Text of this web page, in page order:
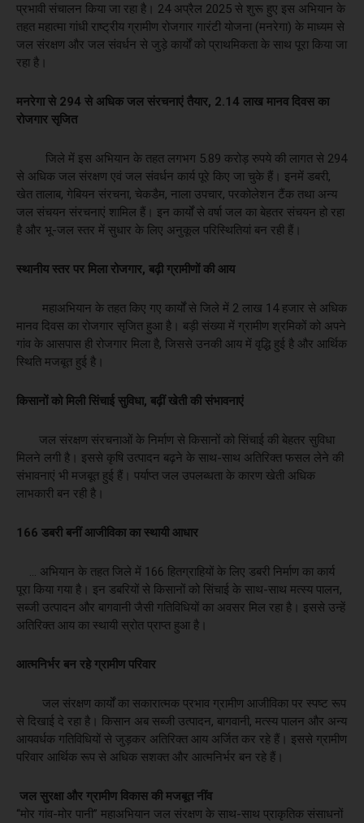
प्रभावी संचालन किया जा रहा है। 24 अप्रैल 2025 से शुरू हुए इस अभियान के
तहत महात्मा गांधी राष्ट्रीय ग्रामीण रोजगार गारंटी योजना (मनरेगा) के माध्यम से
जल संरक्षण और जल संवर्धन से जुड़े कार्यों को प्राथमिकता के साथ पूरा किया जा
रहा है।
मनरेगा से 294 से अधिक जल संरचनाएं तैयार, 2.14 लाख मानव दिवस का
रोजगार सृजित
जिले में इस अभियान के तहत लगभग 5.89 करोड़ रुपये की लागत से 294
से अधिक जल संरक्षण एवं जल संवर्धन कार्य पूरे किए जा चुके हैं। इनमें डबरी,
खेत तालाब, गेबियन संरचना, चेकडैम, नाला उपचार, परकोलेशन टैंक तथा अन्य
जल संचयन संरचनाएं शामिल हैं। इन कार्यों से वर्षा जल का बेहतर संचयन हो रहा
है और भू-जल स्तर में सुधार के लिए अनुकूल परिस्थितियां बन रही हैं।
स्थानीय स्तर पर मिला रोजगार, बढ़ी ग्रामीणों की आय
महाअभियान के तहत किए गए कार्यों से जिले में 2 लाख 14 हजार से अधिक
मानव दिवस का रोजगार सृजित हुआ है। बड़ी संख्या में ग्रामीण श्रमिकों को अपने
गांव के आसपास ही रोजगार मिला है, जिससे उनकी आय में वृद्धि हुई है और आर्थिक
स्थिति मजबूत हुई है।
किसानों को मिली सिंचाई सुविधा, बढ़ीं खेती की संभावनाएं
जल संरक्षण संरचनाओं के निर्माण से किसानों को सिंचाई की बेहतर सुविधा
मिलने लगी है। इससे कृषि उत्पादन बढ़ने के साथ-साथ अतिरिक्त फसल लेने की
संभावनाएं भी मजबूत हुई हैं। पर्याप्त जल उपलब्धता के कारण खेती अधिक
लाभकारी बन रही है।
166 डबरी बनीं आजीविका का स्थायी आधार
… अभियान के तहत जिले में 166 हितग्राहियों के लिए डबरी निर्माण का कार्य
पूरा किया गया है। इन डबरियों से किसानों को सिंचाई के साथ-साथ मत्स्य पालन,
सब्जी उत्पादन और बागवानी जैसी गतिविधियों का अवसर मिल रहा है। इससे उन्हें
अतिरिक्त आय का स्थायी स्रोत प्राप्त हुआ है।
आत्मनिर्भर बन रहे ग्रामीण परिवार
जल संरक्षण कार्यों का सकारात्मक प्रभाव ग्रामीण आजीविका पर स्पष्ट रूप
से दिखाई दे रहा है। किसान अब सब्जी उत्पादन, बागवानी, मत्स्य पालन और अन्य
आयवर्धक गतिविधियों से जुड़कर अतिरिक्त आय अर्जित कर रहे हैं। इससे ग्रामीण
परिवार आर्थिक रूप से अधिक सशक्त और आत्मनिर्भर बन रहे हैं।
जल सुरक्षा और ग्रामीण विकास की मजबूत नींव
‘‘मोर गांव-मोर पानी’’ महाअभियान जल संरक्षण के साथ-साथ प्राकृतिक संसाधनों